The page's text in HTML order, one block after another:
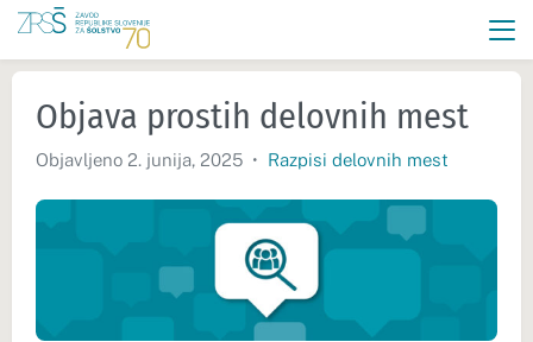
Objava prostih delovnih mest
Objavljeno 2. junija, 2025 • Razpisi delovnih mest